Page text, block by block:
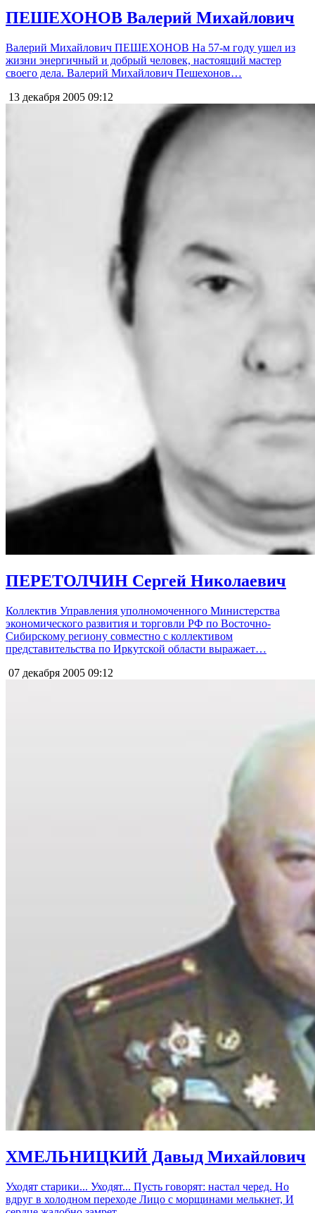
ПЕШЕХОНОВ Валерий Михайлович
Валерий Михайлович ПЕШЕХОНОВ На 57-м году ушел из
жизни энергичный и добрый человек, настоящий мастер
своего дела. Валерий Михайлович Пешехонов…
13 декабря 2005 09:12
ПЕРЕТОЛЧИН Сергей Николаевич
Коллектив Управления уполномоченного Министерства
экономического развития и торговли РФ по Восточно-
Сибирскому региону совместно с коллективом
представительства по Иркутской области выражает…
07 декабря 2005 09:12
ХМЕЛЬНИЦКИЙ Давыд Михайлович
Уходят старики... Уходят... Пусть говорят: настал черед. Но
вдруг в холодном переходе Лицо с морщинами мелькнет, И